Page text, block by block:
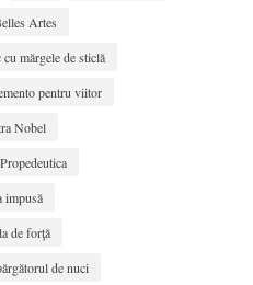
Artes
cu mărgele de sticlă
pentru viitor
Nobel
Propedeutica
impusă
de forţă
de nuci